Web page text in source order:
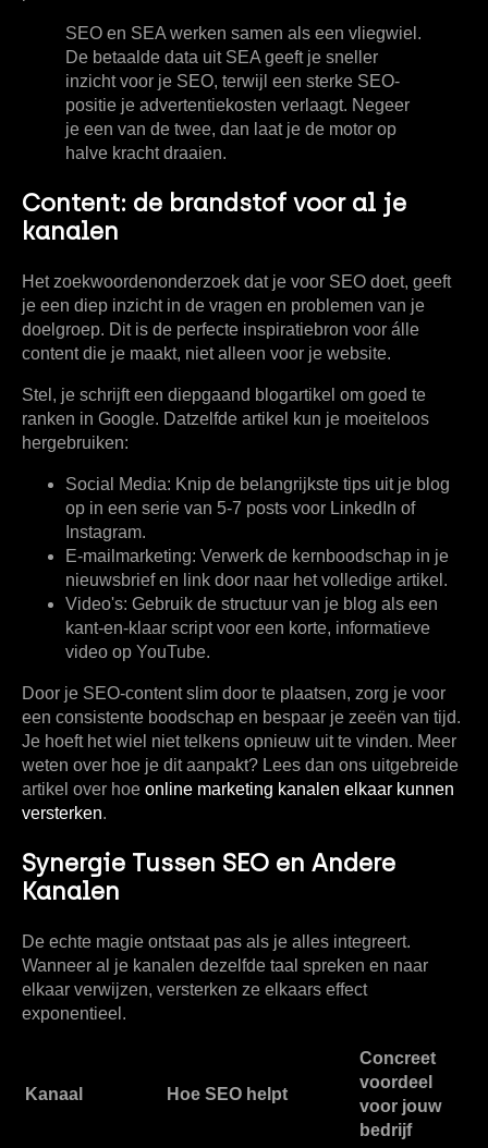
SEO en SEA werken samen als een vliegwiel.
De betaalde data uit SEA geeft je sneller
inzicht voor je SEO, terwijl een sterke SEO-
positie je advertentiekosten verlaagt. Negeer
je een van de twee, dan laat je de motor op
halve kracht draaien.
Content: de brandstof voor al je
kanalen
Het zoekwoordenonderzoek dat je voor SEO doet, geeft
je een diep inzicht in de vragen en problemen van je
doelgroep. Dit is de perfecte inspiratiebron voor álle
content die je maakt, niet alleen voor je website.
Stel, je schrijft een diepgaand blogartikel om goed te
ranken in Google. Datzelfde artikel kun je moeiteloos
hergebruiken:
Social Media: Knip de belangrijkste tips uit je blog
op in een serie van 5-7 posts voor LinkedIn of
Instagram.
E-mailmarketing: Verwerk de kernboodschap in je
nieuwsbrief en link door naar het volledige artikel.
Video's: Gebruik de structuur van je blog als een
kant-en-klaar script voor een korte, informatieve
video op YouTube.
Door je SEO-content slim door te plaatsen, zorg je voor
een consistente boodschap en bespaar je zeeën van tijd.
Je hoeft het wiel niet telkens opnieuw uit te vinden. Meer
weten over hoe je dit aanpakt? Lees dan ons uitgebreide
artikel over hoe online marketing kanalen elkaar kunnen
versterken.
Synergie Tussen SEO en Andere
Kanalen
De echte magie ontstaat pas als je alles integreert.
Wanneer al je kanalen dezelfde taal spreken en naar
elkaar verwijzen, versterken ze elkaars effect
exponentieel.
Kanaal Hoe SEO helpt
Concreet
voordeel
voor jouw
bedrijf